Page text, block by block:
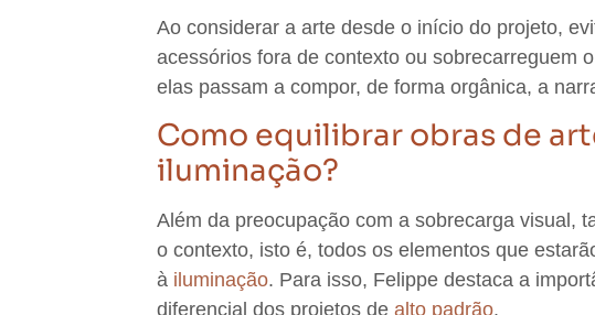
Ao considerar a arte desde o início do projeto,
acessórios fora de contexto ou sobrecarreguem
elas passam a compor, de forma orgânica, a
Como equilibrar obras de
iluminação?
Além da preocupação com a sobrecarga visual,
o contexto, isto é, todos os elementos que
à iluminação. Para isso, Felippe destaca a
diferencial dos projetos de alto padrão.